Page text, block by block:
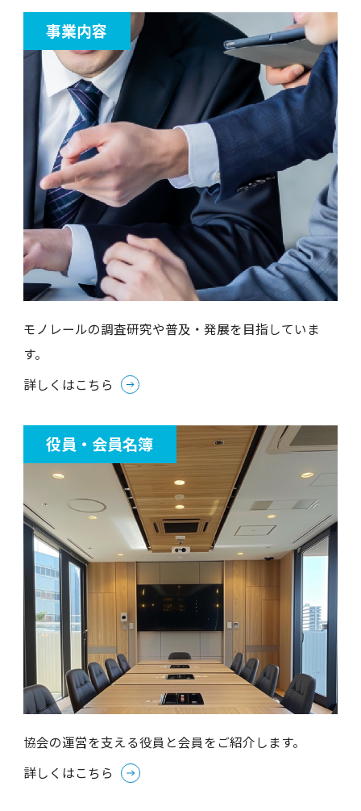
モノレールの調査研究や普及・発展を目指していま
す。
詳しくはこちら
事業内容
協会の運営を支える役員と会員をご紹介します。
詳しくはこちら
役員・会員名簿